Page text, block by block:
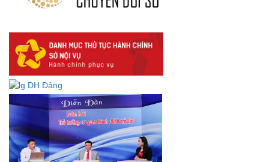
DANH SÁCH HỒ SƠ CÁN BỘ ĐI B TỈNH ĐĂK LẮK -
Lấy ý kiến dự thảo Quyết định quy phạm pháp luật quy
hợp liên ngành
Thông báo về việc tải biểu mẫu báo cáo kết quả 06 năm
thực hiện Nghị quyết số 18-NQ/TW và Nghị quyết số 19-
NQ/TW
Thư chúc mừng của Bộ trưởng Bộ Nội vụ nhân dịp kỷ